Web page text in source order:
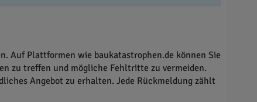
Auf Plattformen wie baukatastrophen.de können Sie
zu treffen und mögliche Fehltritte zu vermeiden.
Angebot zu erhalten. Jede Rückmeldung zählt